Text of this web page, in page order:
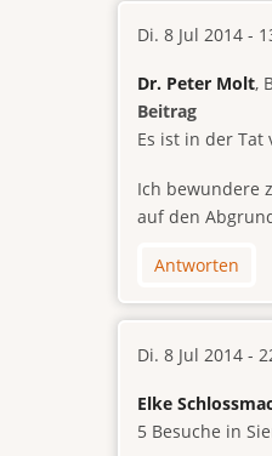
Di. 8 Jul 2014 -
Dr. Peter Molt,
Beitrag
Es ist in der
Ich bewundere
auf den
Antworten
Di. 8 Jul 2014 -
Elke
5 Besuche in